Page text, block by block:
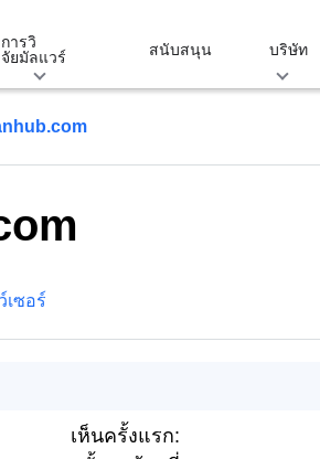
การวิ
จัยมัลแวร์
สนับสนุน บริษัท
เซอร์
เห็นครั้งแรก: